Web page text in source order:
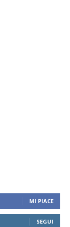
MI PIACE
SEGUI